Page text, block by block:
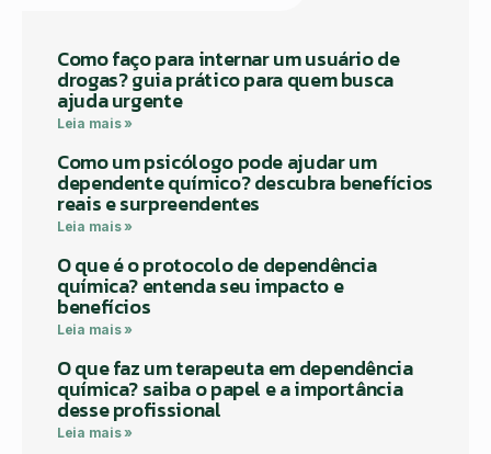
Como faço para internar um usuário de
drogas? guia prático para quem busca
ajuda urgente
Leia mais »
Como um psicólogo pode ajudar um
dependente químico? descubra benefícios
reais e surpreendentes
Leia mais »
O que é o protocolo de dependência
química? entenda seu impacto e
benefícios
Leia mais »
O que faz um terapeuta em dependência
química? saiba o papel e a importância
desse profissional
Leia mais »